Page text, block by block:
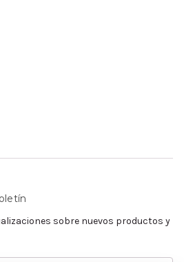
sobre nuevos productos y